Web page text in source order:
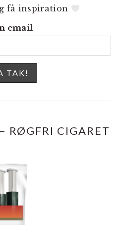
få inspiration
email
RØGFRI CIGARET